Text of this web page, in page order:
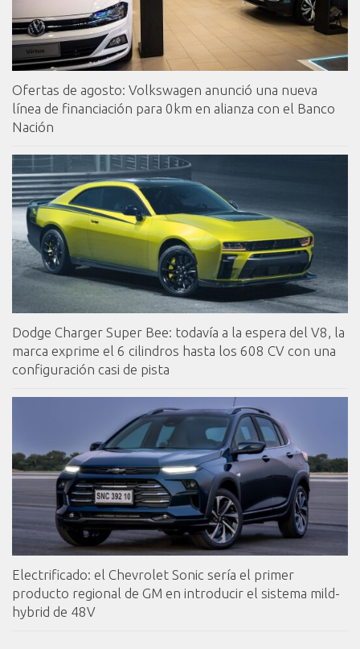
Ofertas de agosto: Volkswagen anunció una nueva
línea de financiación para 0km en alianza con el Banco
Nación
Dodge Charger Super Bee: todavía a la espera del V8, la
marca exprime el 6 cilindros hasta los 608 CV con una
configuración casi de pista
Electrificado: el Chevrolet Sonic sería el primer
producto regional de GM en introducir el sistema mild-
hybrid de 48V